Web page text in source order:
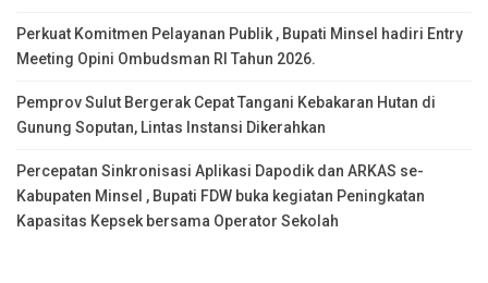
Perkuat Komitmen Pelayanan Publik , Bupati Minsel hadiri Entry
Meeting Opini Ombudsman RI Tahun 2026.
Pemprov Sulut Bergerak Cepat Tangani Kebakaran Hutan di
Gunung Soputan, Lintas Instansi Dikerahkan
Percepatan Sinkronisasi Aplikasi Dapodik dan ARKAS se-
Kabupaten Minsel , Bupati FDW buka kegiatan Peningkatan
Kapasitas Kepsek bersama Operator Sekolah